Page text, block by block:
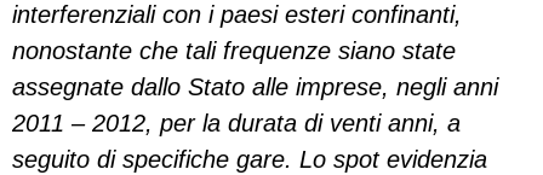
interferenziali con i paesi esteri confinanti,
nonostante che tali frequenze siano state
assegnate dallo Stato alle imprese, negli anni
2011 – 2012, per la durata di venti anni, a
seguito di specifiche gare. Lo spot evidenzia